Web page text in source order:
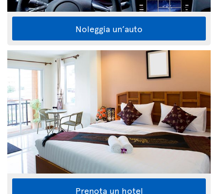
Noleggia un’auto
Prenota un hotel